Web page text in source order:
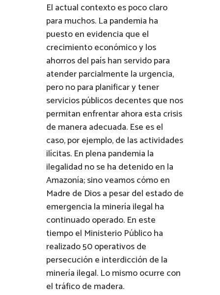
El actual contexto es poco claro
para muchos. La pandemia ha
puesto en evidencia que el
crecimiento económico y los
ahorros del país han servido para
atender parcialmente la urgencia,
pero no para planificar y tener
servicios públicos decentes que nos
permitan enfrentar ahora esta crisis
de manera adecuada. Ese es el
caso, por ejemplo, de las actividades
ilícitas. En plena pandemia la
ilegalidad no se ha detenido en la
Amazonía; sino veamos cómo en
Madre de Dios a pesar del estado de
emergencia la minería ilegal ha
continuado operado. En este
tiempo el Ministerio Público ha
realizado 50 operativos de
persecución e interdicción de la
minería ilegal. Lo mismo ocurre con
el tráfico de madera.